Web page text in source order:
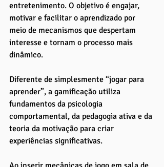
entretenimento. O objetivo é engajar,
motivar e facilitar o aprendizado por
meio de mecanismos que despertam
interesse e tornam o processo mais
dinâmico.
Diferente de simplesmente “jogar para
aprender”, a gamificação utiliza
fundamentos da psicologia
comportamental, da pedagogia ativa e da
teoria da motivação para criar
experiências significativas.